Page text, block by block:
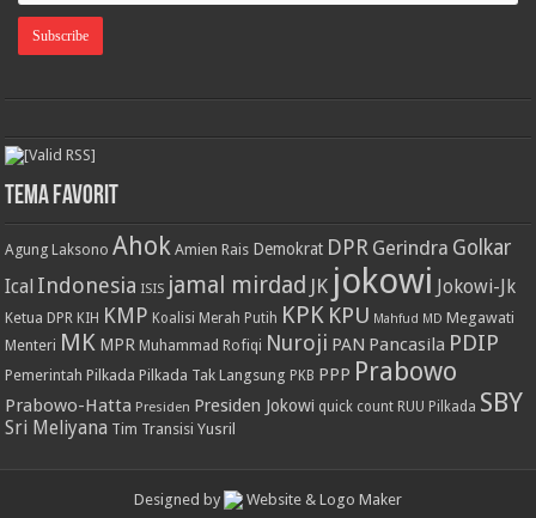
Tema Favorit
Agung Laksono Ahok Amien Rais Demokrat DPR Gerindra Golkar
Ical Indonesia ISIS jamal mirdad JK jokowi Jokowi-Jk
Ketua DPR KIH KMP Koalisi Merah Putih KPK KPU Mahfud MD Megawati
Menteri MK MPR Muhammad Rofiqi Nuroji PAN Pancasila PDIP
Pemerintah Pilkada Pilkada Tak Langsung PKB PPP Prabowo
Prabowo-Hatta Presiden Presiden Jokowi quick count RUU Pilkada SBY
Sri Meliyana Tim Transisi Yusril
Designed by Website & Logo Maker